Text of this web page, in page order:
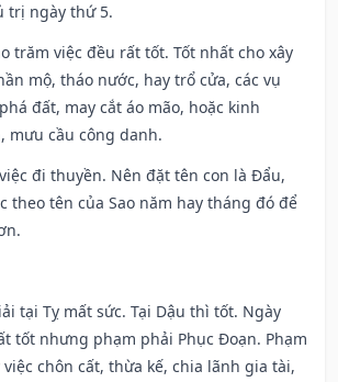
trị ngày thứ 5.
trăm việc đều rất tốt. Tốt nhất cho xây
mộ, tháo nước, hay trổ cửa, các vụ
đất, may cắt áo mão, hoặc kinh
mưu cầu công danh.
đi thuyền. Nên đặt tên con là Đẩu,
theo tên của Sao năm hay tháng đó để
tại Tỵ mất sức. Tại Dậu thì tốt. Ngày
tốt nhưng phạm phải Phục Đoạn. Phạm
chôn cất, thừa kế, chia lãnh gia tài,